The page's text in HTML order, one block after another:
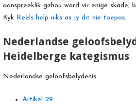
aanspreeklik gehou word vir enige skade,
Kyk Reëls help niks as jy dit nie toepas.
Nederlandse
Heidelberge kategismus
Nederlandse geloofsbelydenis
Artikel 29